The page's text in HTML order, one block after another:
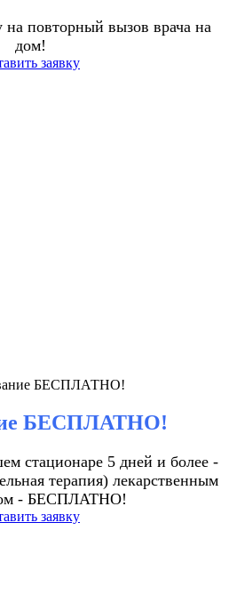
повторный вызов врача на
дом!
заявку
БЕСПЛАТНО!
стационаре 5 дней и более -
терапия) лекарственным
- БЕСПЛАТНО!
заявку